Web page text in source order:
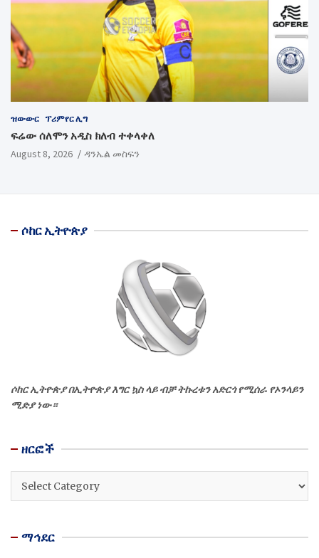
ዝውውር ፕሪምየር ሊግ
ፍሬው ሰለሞን አዲስ ክለብ ተቀላቀለ
August 8, 2026 ዳንኤል መስፍን
ሶከር ኢትዮጵያ
ሶከር ኢትዮጵያ በኢትዮጵያ እግር ኳስ ላይ ብቻ ትኩረቱን አድርጎ የሚሰራ የኦንላይን
ሚድያ ነው።
ዘርፎች
ዘርፎች
ማኅደር